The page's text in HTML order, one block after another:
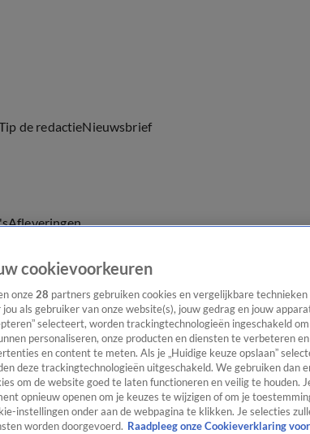
de redactieNieuwsbrief
Afleveringen
cookievoorkeuren
onze28 partners gebruiken cookies en vergelijkbare
jou als gebruiker van onze website(s), jouw gedrag en jouw
selecteert, worden trackingtechnologieën ingeschakeld
personaliseren, onze producten en diensten te verbeteren
en content te meten. Als je „Huidige keuze opslaan”
deze trackingtechnologieën uitgeschakeld. We gebruiken dan
om de website goed te laten functioneren en veilig te houden.
opnieuw openen om je keuzes te wijzigen of om je
instellingen onder aan de webpagina te klikken. Je selecties
worden doorgevoerd. Raadpleeg onze Cookieverklaring